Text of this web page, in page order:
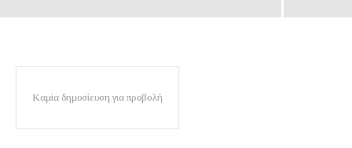
Καμία δημοσίευση για προβολή